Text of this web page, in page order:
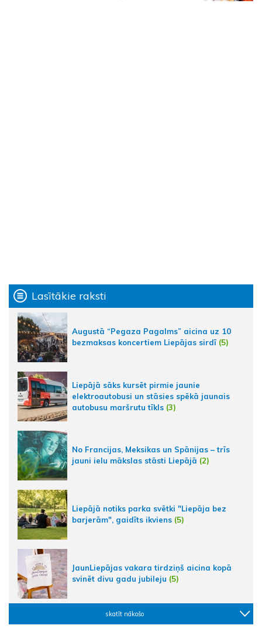
Lasītākie raksti
Augustā “Pegaza Pagalms” aicina uz 10
bezmaksas koncertiem Liepājas sirdī (5)
Liepājā sāks kursēt pirmie jaunie
elektroautobusi un stāsies spēkā jaunais
autobusu maršrutu tīkls (3)
No Francijas, Meksikas un Spānijas – trīs
jauni ielu mākslas stāsti Liepājā (2)
Liepājā notiks parka svētki "Liepāja bez
barjerām", gaidīts ikviens (5)
JaunLiepājas vakara tirdziņš aicina kopā
svinēt divu gadu jubileju (5)
skatīt nākošo